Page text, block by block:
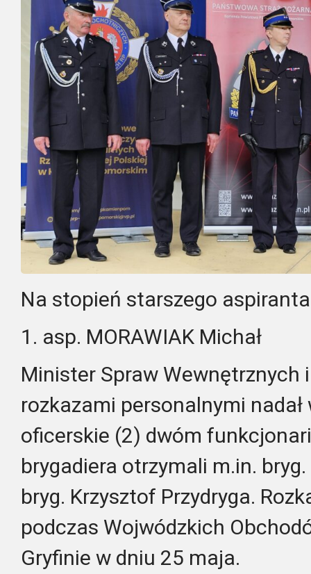
Na stopień starszego
1. asp. MORAWIAK Michał
Minister Spraw Wewnętrznych
rozkazami personalnymi
oficerskie (2) dwóm
brygadiera otrzymali m.in.
bryg. Krzysztof Przydryga.
podczas Wojwódzkich
Gryfinie w dniu 25 maja.